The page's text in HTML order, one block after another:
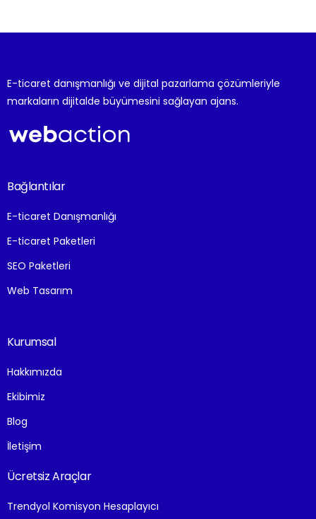
E-ticaret danışmanlığı ve dijital pazarlama çözümleriyle
markaların dijitalde büyümesini sağlayan ajans.
Bağlantılar
E-ticaret Danışmanlığı
E-ticaret Paketleri
SEO Paketleri
Web Tasarım
Kurumsal
Hakkımızda
Ekibimiz
Blog
İletişim
Ücretsiz Araçlar
Trendyol Komisyon Hesaplayıcı